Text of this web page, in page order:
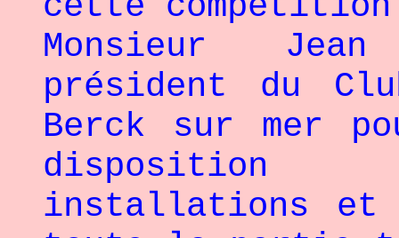
Monsieur Jean
président du
Berck sur mer
disposition
installations et